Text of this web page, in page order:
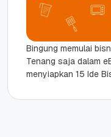
Bingung memulai
Tenang saja dalam
menyiapkan 15 Ide